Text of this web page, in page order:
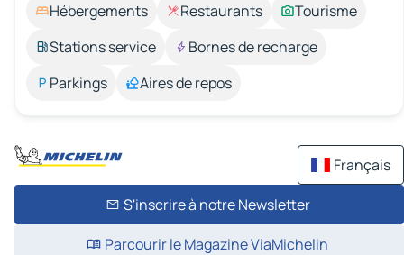
Hébergements Restaurants
Tourisme
Stations service
Bornes de recharge
Parkings
Aires de repos
Français
S'inscrire à notre Newsletter
Parcourir le Magazine ViaMichelin